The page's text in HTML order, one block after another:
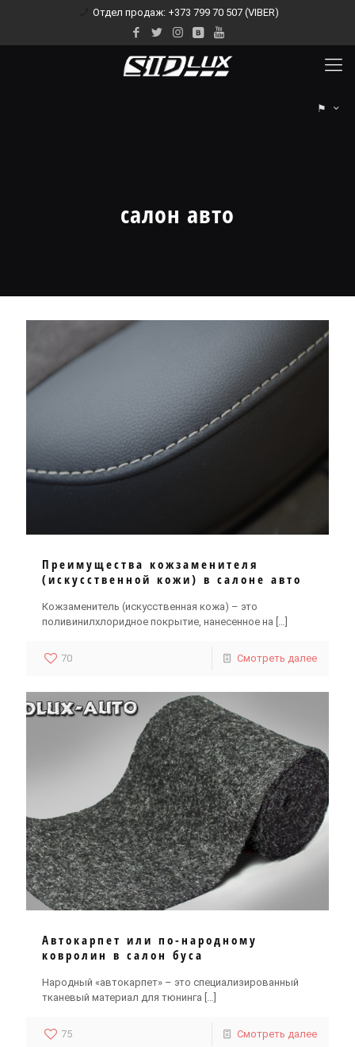
Отдел продаж: +373 799 70 507 (VIBER)
⚑
салон авто
Преимущества кожзаменителя
(искусственной кожи) в салоне авто
Кожзаменитель (искусственная кожа) – это
поливинилхлоридное покрытие, нанесенное на
70 Смотреть далее
Автокарпет или по-народному
ковролин в салон буса
Народный «автокарпет» – это специализированный
тканевый материал для тюнинга […]
75 Смотреть далее